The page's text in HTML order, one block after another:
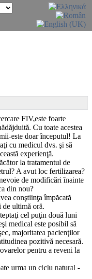
FIV,este foarte
Cu toate acestea
este doar începutul! La
cu medicul dvs. şi să
experienţă.
la tratamentul de
A avut loc fertilizarea?
de modificări înainte
din nou?
conştiinţa împăcată
de ultimă oră.
cel puţin două luni
medical este posibil să
majoritatea pacienţilor
pozitivă necesară.
pentru a reveni la
urma un ciclu natural -